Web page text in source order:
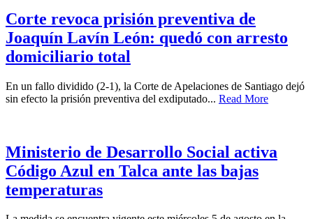
Corte revoca prisión preventiva de
Joaquín Lavín León: quedó con arresto
domiciliario total
En un fallo dividido (2-1), la Corte de Apelaciones de Santiago dejó
sin efecto la prisión preventiva del exdiputado... Read More
Ministerio de Desarrollo Social activa
Código Azul en Talca ante las bajas
temperaturas